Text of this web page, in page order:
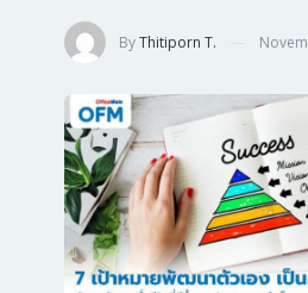
ByThitiporn T.